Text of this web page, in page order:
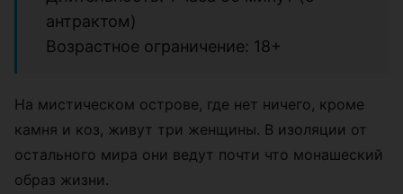
антрактом)
Возрастное ограничение: 18+
На мистическом острове, где нет ничего, кроме
камня и коз, живут три женщины. В изоляции от
остального мира они ведут почти что монашеский
образ жизни.